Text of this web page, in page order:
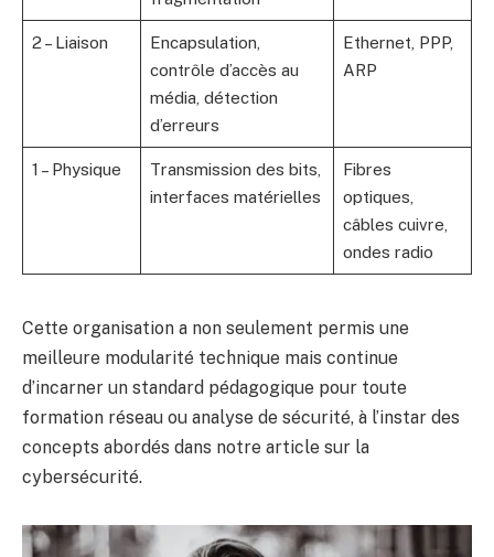
2 – Liaison
Encapsulation,
contrôle d’accès au
média, détection
d’erreurs
Ethernet, PPP,
ARP
1 – Physique
Transmission des bits,
interfaces matérielles
Fibres
optiques,
câbles cuivre,
ondes radio
Cette organisation a non seulement permis une
meilleure modularité technique mais continue
d’incarner un standard pédagogique pour toute
formation réseau ou analyse de sécurité, à l’instar des
concepts abordés dans notre article sur la
cybersécurité.